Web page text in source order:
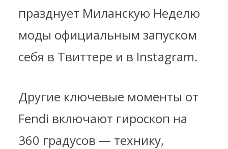
празднует Миланскую Неделю
моды официальным запуском
себя в Твиттере и в Instagram.
Другие ключевые моменты от
Fendi включают гироскоп на
360 градусов — технику,